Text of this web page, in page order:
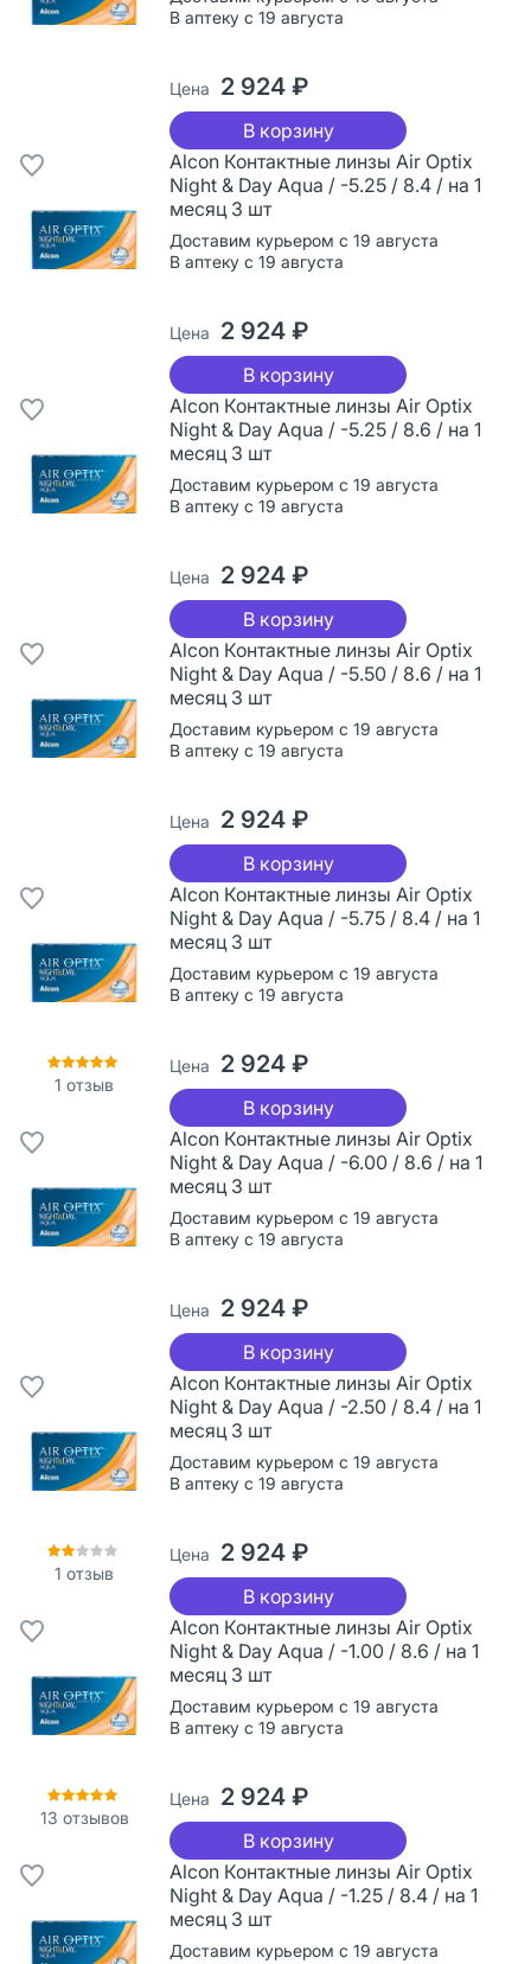
В аптеку с 19 августа
Цена 2 924 ₽
В корзину
Alcon Контактные линзы Air Optix
Night & Day Aqua / -5.25 / 8.4 / на 1
месяц 3 шт
Доставим курьером с 19 августа
В аптеку с 19 августа
Цена 2 924 ₽
В корзину
Alcon Контактные линзы Air Optix
Night & Day Aqua / -5.25 / 8.6 / на 1
месяц 3 шт
Доставим курьером с 19 августа
В аптеку с 19 августа
Цена 2 924 ₽
В корзину
Alcon Контактные линзы Air Optix
Night & Day Aqua / -5.50 / 8.6 / на 1
месяц 3 шт
Доставим курьером с 19 августа
В аптеку с 19 августа
Цена 2 924 ₽
В корзину
1 отзыв
Alcon Контактные линзы Air Optix
Night & Day Aqua / -5.75 / 8.4 / на 1
месяц 3 шт
Доставим курьером с 19 августа
В аптеку с 19 августа
Цена 2 924 ₽
В корзину
Alcon Контактные линзы Air Optix
Night & Day Aqua / -6.00 / 8.6 / на 1
месяц 3 шт
Доставим курьером с 19 августа
В аптеку с 19 августа
Цена 2 924 ₽
В корзину
1 отзыв
Alcon Контактные линзы Air Optix
Night & Day Aqua / -2.50 / 8.4 / на 1
месяц 3 шт
Доставим курьером с 19 августа
В аптеку с 19 августа
Цена 2 924 ₽
В корзину
13 отзывов
Alcon Контактные линзы Air Optix
Night & Day Aqua / -1.00 / 8.6 / на 1
месяц 3 шт
Доставим курьером с 19 августа
В аптеку с 19 августа
Цена 2 924 ₽
В корзину
Alcon Контактные линзы Air Optix
Night & Day Aqua / -1.25 / 8.4 / на 1
месяц 3 шт
Доставим курьером с 19 августа